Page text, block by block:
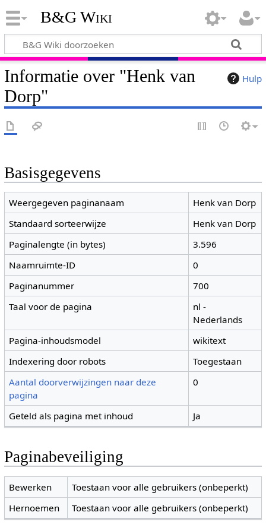
B&G Wiki
Hulp
Informatie over "Henk van
Dorp"
Basisgegevens
Weergegeven paginanaam
Henk van Dorp
Standaard sorteerwijze
Henk van Dorp
Paginalengte (in bytes)
3.596
Naamruimte-ID
0
Paginanummer
700
Taal voor de pagina
nl -
Nederlands
Pagina-inhoudsmodel
wikitext
Indexering door robots
Toegestaan
Aantal doorverwijzingen naar deze
pagina
0
Geteld als pagina met inhoud Ja
Paginabeveiliging
Bewerken
Toestaan voor alle gebruikers (onbeperkt)
Hernoemen
Toestaan voor alle gebruikers (onbeperkt)